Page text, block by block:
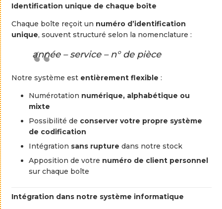
Identification unique de chaque boîte
Chaque boîte reçoit un numéro d’identification
unique, souvent structuré selon la nomenclature :
année –service – n°de pièce
Notre système est entièrement flexible :
Numérotation numérique, alphabétique ou
mixte
Possibilité de conserver votre propre système
de codification
Intégration sans rupture dans notre stock
Apposition de votre numéro de client personnel
sur chaque boîte
Intégration dans notre système informatique